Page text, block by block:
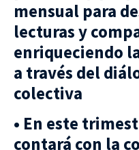
mensual para
lecturas y
enriqueciendo
a través del
colectiva
• En este
contará con la